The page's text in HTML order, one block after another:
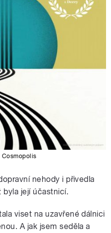
Cosmopolis
nehody i přivedla
byla její účastnicí.
viset na uzavřené dálnici
A jak jsem seděla a